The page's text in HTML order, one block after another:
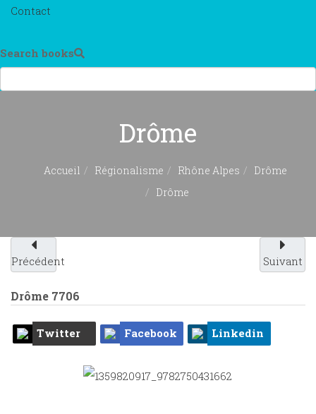
Contact
Search books
Drôme
Accueil Régionalisme Rhône Alpes
Drôme
Drôme
Précédent Suivant
Drôme 7706
Twitter Facebook Linkedin